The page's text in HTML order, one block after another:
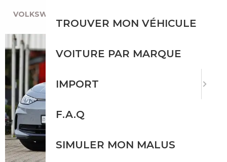
VOLKSWAGEN
TROUVER MON VÉHICULE
VOITURE PAR MARQUE
IMPORT
F.A.Q
SIMULER MON MALUS